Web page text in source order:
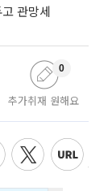
관망세
추가취재 원해요
0